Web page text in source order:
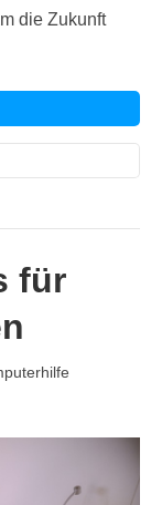
die Zukunft
für